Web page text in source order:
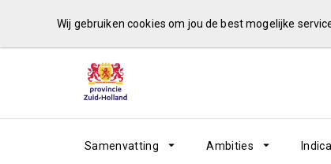
Wij gebruiken cookies om jou de best mogelijke
Samenvatting Ambities